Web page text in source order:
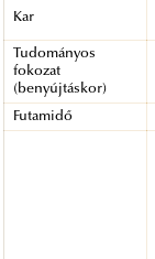
Kar
Tudományos
fokozat
(benyújtáskor)
Futamidő